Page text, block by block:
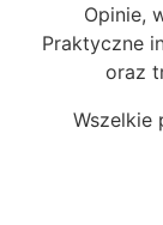
Opinie,
Praktyczne
oraz